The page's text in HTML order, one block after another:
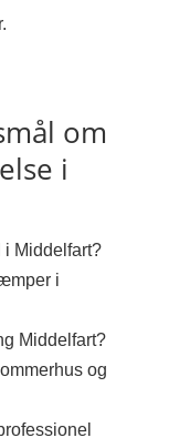
om
i
Middelfart?
i
Middelfart?
og